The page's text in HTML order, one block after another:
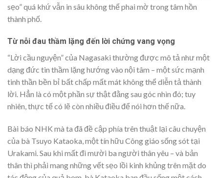
sẹo” quá khứ vẫn in sâu không thể phai mờ trong tâm hồn
thành phố.
Từ nỗi đau thầm lặng đến lời chứng vang vọng
“Lời cầu nguyện” của Nagasaki thường được mô tả như một
dạng đức tin thầm lặng hướng vào nội tâm – một sức mạnh
tinh thần bền bỉ bất chấp mất mát không thể diễn tả thành
lời. Hẳn là có một phần sự thật đằng sau góc nhìn đó; tuy
nhiên, thực tế có lẽ còn nhiều điều để nói hơn thế nữa.
Bài báo NHK mà ta đã đề cập phía trên thuật lại câu chuyện
của bà Tsuyo Kataoka, một tín hữu Công giáo sống sót tại
Urakami. Sau khi mất đi mười ba người thân yêu – và bản
thân thì phải mang những vết sẹo lồi kinh khủng trên mặt do